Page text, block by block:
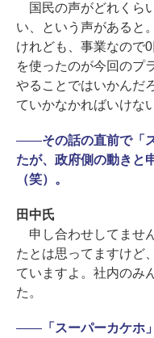
国民の声がどれくら
い、という声があると
けれども、事業なので
を使ったのが今回のプ
やることではいかんだ
ていかなかればいけな
――その話の直前で「
たが、政府側の動きと
（笑）。
田中氏
申し合わせしてませ
たとは思ってますけど
ていますよ。社内のみ
た。
――「スーパーカケホ